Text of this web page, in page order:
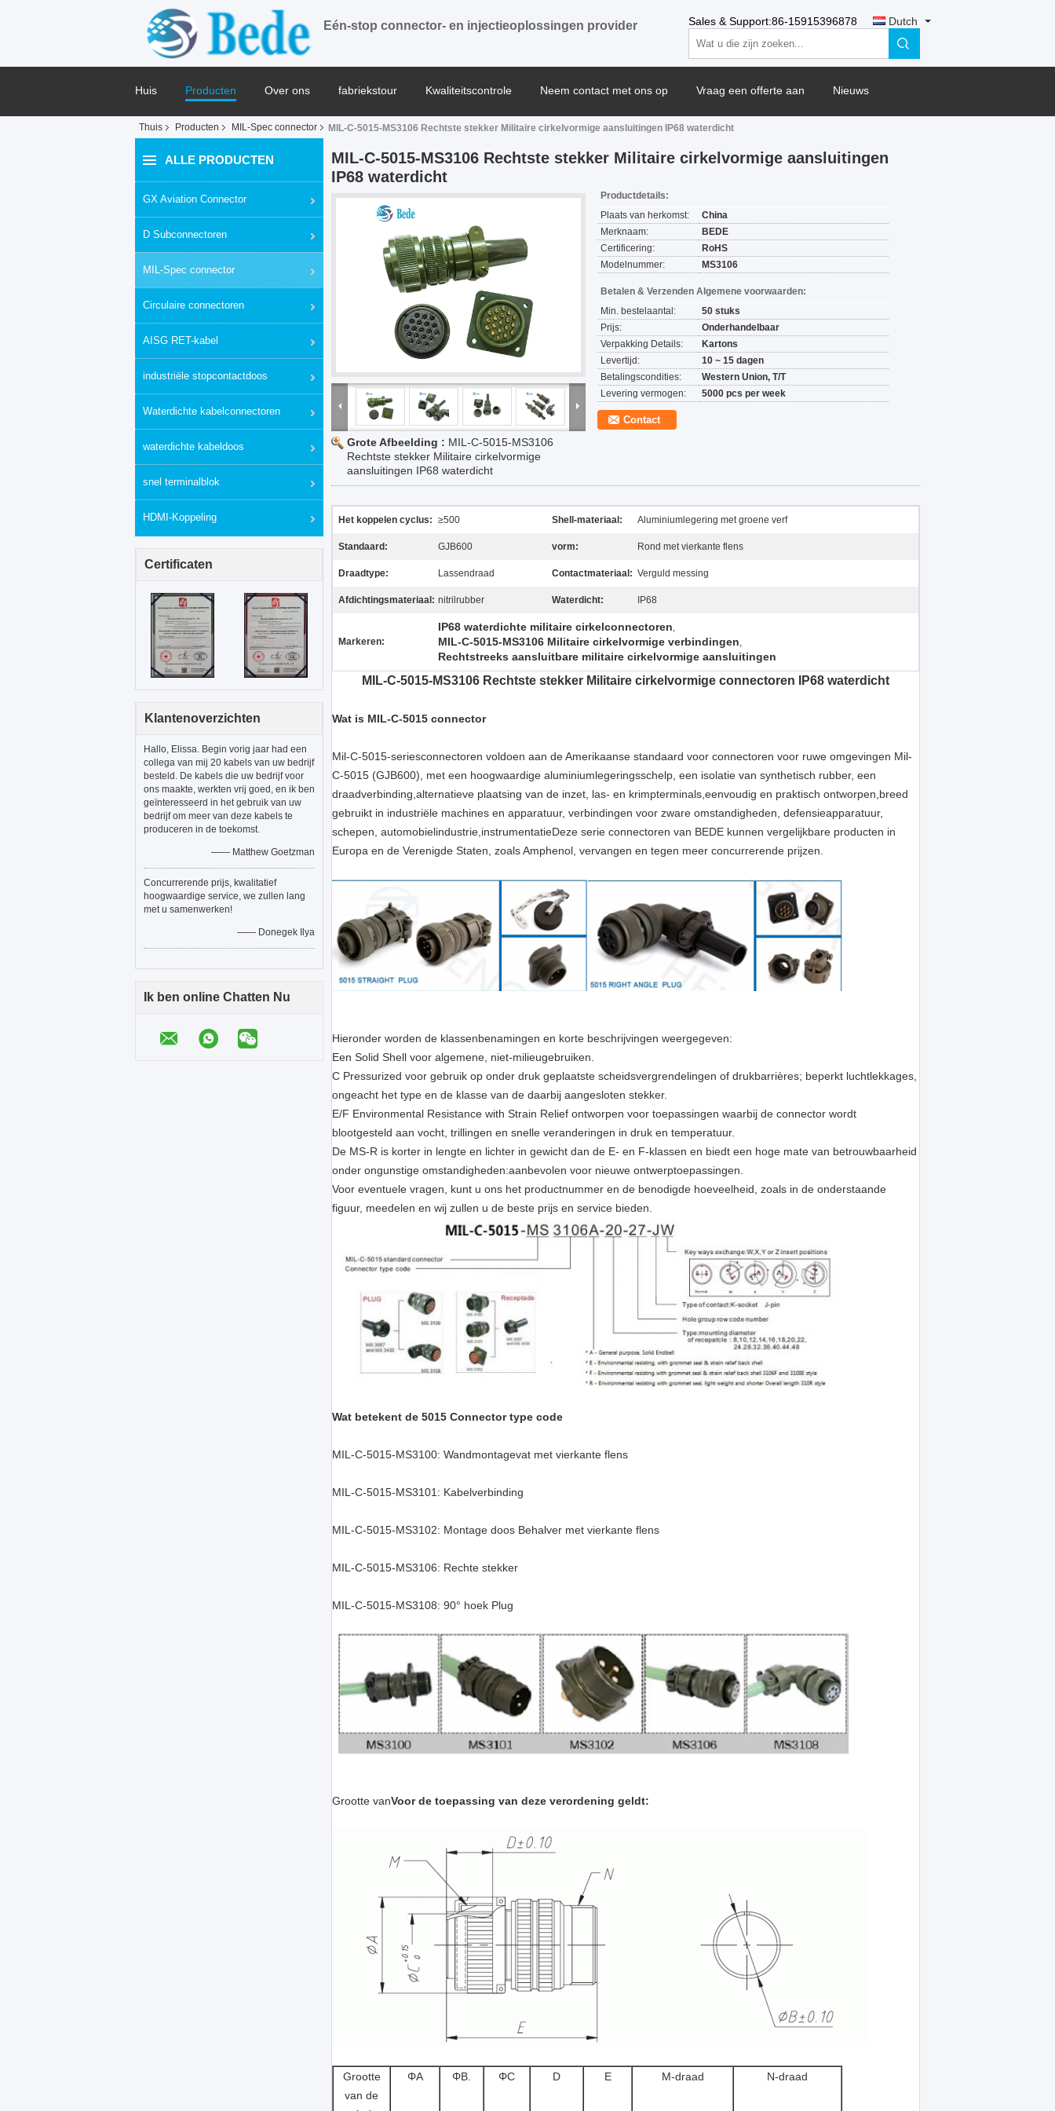
Eén-stop connector- en injectieoplossingen provider Sales & Support:86-15915396878 Dutch
Huis Producten Over ons fabriekstour Kwaliteitscontrole Neem contact met ons op Vraag een offerte aan Nieuws
Blog
Thuis Producten MIL-Spec connector MIL-C-5015-MS3106 Rechtste stekker Militaire cirkelvormige aansluitingen IP68 waterdicht
ALLE PRODUCTEN
GX Aviation Connector
D Subconnectoren
MIL-Spec connector
Circulaire connectoren
AISG RET-kabel
industriële stopcontactdoos
Waterdichte kabelconnectoren
waterdichte kabeldoos
snel terminalblok
HDMI-Koppeling
Certificaten
Klantenoverzichten
Hallo, Elissa. Begin vorig jaar had een
collega van mij 20 kabels van uw bedrijf
besteld. De kabels die uw bedrijf voor
ons maakte, werkten vrij goed, en ik ben
geïnteresseerd in het gebruik van uw
bedrijf om meer van deze kabels te
produceren in de toekomst.
—— Matthew Goetzman
Concurrerende prijs, kwalitatief
hoogwaardige service, we zullen lang
met u samenwerken!
—— Donegek Ilya
Ik ben online Chatten Nu
MIL-C-5015-MS3106 Rechtste stekker Militaire cirkelvormige aansluitingen
IP68 waterdicht
Grote Afbeelding : MIL-C-5015-MS3106
Rechtste stekker Militaire cirkelvormige
aansluitingen IP68 waterdicht
Productdetails:
Plaats van herkomst:
China
Merknaam:
BEDE
Certificering:
RoHS
Modelnummer:
MS3106
Betalen & Verzenden Algemene voorwaarden:
Min. bestelaantal:
50 stuks
Prijs:
Onderhandelbaar
Verpakking Details:
Kartons
Levertijd:
10 ~ 15 dagen
Betalingscondities:
Western Union, T/T
Levering vermogen:
5000 pcs per week
Contact
Het koppelen cyclus: ≥500 Shell-materiaal: Aluminiumlegering met groene verf
Standaard: GJB600 vorm: Rond met vierkante flens
Draadtype: Lassendraad Contactmateriaal: Verguld messing
Afdichtingsmateriaal: nitrilrubber Waterdicht: IP68
Markeren:
IP68 waterdichte militaire cirkelconnectoren,
MIL-C-5015-MS3106 Militaire cirkelvormige verbindingen,
Rechtstreeks aansluitbare militaire cirkelvormige aansluitingen
MIL-C-5015-MS3106 Rechtste stekker Militaire cirkelvormige connectoren IP68 waterdicht
Wat is MIL-C-5015 connector
Mil-C-5015-seriesconnectoren voldoen aan de Amerikaanse standaard voor connectoren voor ruwe omgevingen Mil-
C-5015 (GJB600), met een hoogwaardige aluminiumlegeringsschelp, een isolatie van synthetisch rubber, een
draadverbinding,alternatieve plaatsing van de inzet, las- en krimpterminals,eenvoudig en praktisch ontworpen,breed
gebruikt in industriële machines en apparatuur, verbindingen voor zware omstandigheden, defensieapparatuur,
schepen, automobielindustrie,instrumentatieDeze serie connectoren van BEDE kunnen vergelijkbare producten in
Europa en de Verenigde Staten, zoals Amphenol, vervangen en tegen meer concurrerende prijzen.
Hieronder worden de klassenbenamingen en korte beschrijvingen weergegeven:
Een Solid Shell voor algemene, niet-milieugebruiken.
C Pressurized voor gebruik op onder druk geplaatste scheidsvergrendelingen of drukbarrières; beperkt luchtlekkages,
ongeacht het type en de klasse van de daarbij aangesloten stekker.
E/F Environmental Resistance with Strain Relief ontworpen voor toepassingen waarbij de connector wordt
blootgesteld aan vocht, trillingen en snelle veranderingen in druk en temperatuur.
De MS-R is korter in lengte en lichter in gewicht dan de E- en F-klassen en biedt een hoge mate van betrouwbaarheid
onder ongunstige omstandigheden:aanbevolen voor nieuwe ontwerptoepassingen.
Voor eventuele vragen, kunt u ons het productnummer en de benodigde hoeveelheid, zoals in de onderstaande
figuur, meedelen en wij zullen u de beste prijs en service bieden.
Wat betekent de 5015 Connector type code
MIL-C-5015-MS3100: Wandmontagevat met vierkante flens
MIL-C-5015-MS3101: Kabelverbinding
MIL-C-5015-MS3102: Montage doos Behalver met vierkante flens
MIL-C-5015-MS3106: Rechte stekker
MIL-C-5015-MS3108: 90° hoek Plug
Grootte vanVoor de toepassing van deze verordening geldt:
Grootte
van de
ΦA ΦB. ΦC D E M-draad N-draad